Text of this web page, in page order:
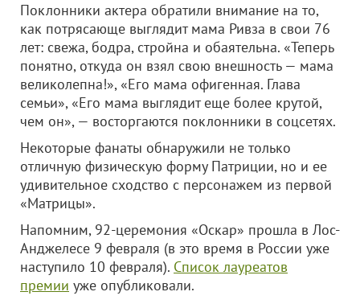
Поклонники актера обратили внимание на то,
как потрясающе выглядит мама Ривза в свои 76
лет: свежа, бодра, стройна и обаятельна. «Теперь
понятно, откуда он взял свою внешность — мама
великолепна!», «Его мама офигенная. Глава
семьи», «Его мама выглядит еще более крутой,
чем он», — восторгаются поклонники в соцсетях.
Некоторые фанаты обнаружили не только
отличную физическую форму Патриции, но и ее
удивительное сходство с персонажем из первой
«Матрицы».
Напомним, 92-церемония «Оскар» прошла в Лос-
Анджелесе 9 февраля (в это время в России уже
наступило 10 февраля). Список лауреатов
премии уже опубликовали.